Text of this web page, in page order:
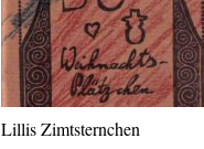
Lillis Zimtsternchen